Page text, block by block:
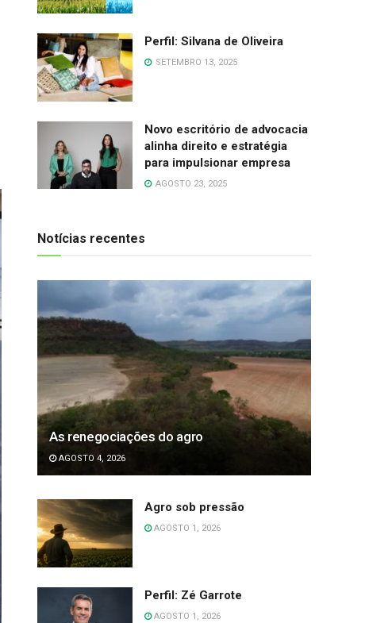
Perfil: Silvana de Oliveira
SETEMBRO 13, 2025
Novo escritório de advocacia
alinha direito e estratégia
para impulsionar empresa
AGOSTO 23, 2025
Notícias recentes
As renegociações do agro
AGOSTO 4, 2026
Agro sob pressão
AGOSTO 1, 2026
Perfil: Zé Garrote
AGOSTO 1, 2026